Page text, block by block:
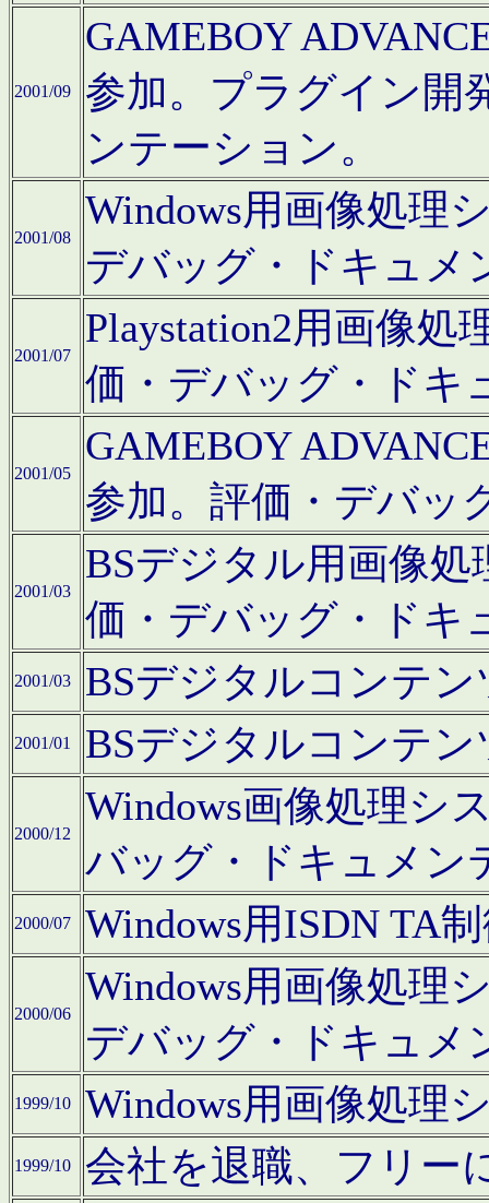
2001/09
GAMEBOY
参加。プラグイン開
ンテーション。
2001/08
Windows用画像処理
デバッグ・ドキュメ
2001/07
Playstation2用画像
価・デバッグ・ドキ
2001/05
GAMEBOY
参加。評価・デバッ
2001/03
BSデジタル用画像
価・デバッグ・ドキ
2001/03 BSデジタルコンテ
2001/01 BSデジタルコンテ
2000/12
Windows画像処理シ
バッグ・ドキュメン
2000/07 Windows用ISDN TA
2000/06
Windows用画像処理
デバッグ・ドキュメ
1999/10 Windows用画像処理
1999/10 会社を退職、フリー